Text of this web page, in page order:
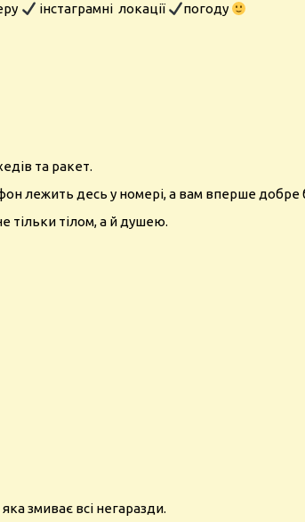
інстаграмні локації
погоду
та ракет.
лежить десь у номері, а вам вперше добре
тільки тілом, а й душею.
змиває всі негаразди.